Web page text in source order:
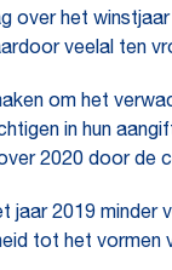
over het
veelal ten
om het
in hun
2020 door de
2019
tot het vormen